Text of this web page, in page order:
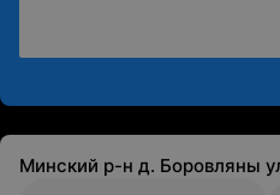
Минский р-н д. Боровляны